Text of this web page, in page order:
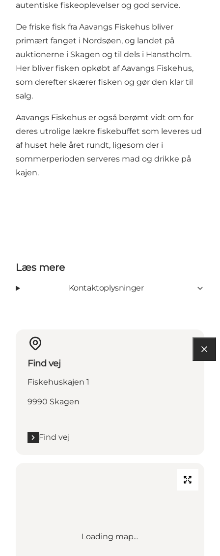
autentiske fiskeoplevelser og god service.
De friske fisk fra Aavangs Fiskehus bliver
primært fanget i Nordsøen, og landet på
auktionerne i Skagen og til dels i Hanstholm.
Her bliver fisken opkøbt af Aavangs Fiskehus,
som derefter skærer fisken og gør den klar til
salg.
Aavangs Fiskehus er også berømt vidt om for
deres utrolige lækre fiskebuffet som leveres ud
af huset hele året rundt, ligesom der i
sommerperioden serveres mad og drikke på
kajen.
Læs mere
Kontaktoplysninger
Find vej
Fiskehuskajen 1
9990 Skagen
Find vej
Loading map...